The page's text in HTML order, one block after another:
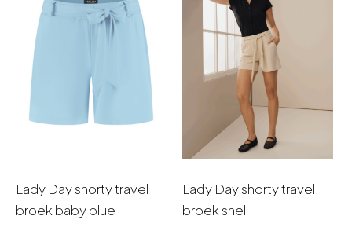
Lady Day shorty travel
broek baby blue
Lady Day shorty travel
broek shell